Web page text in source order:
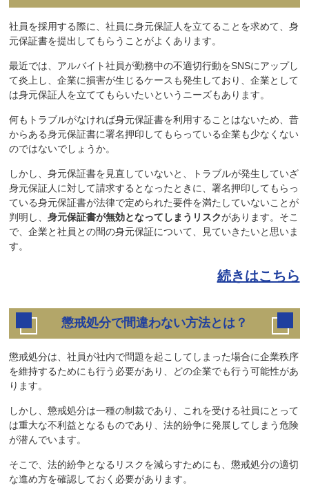
社員を採用する際に、社員に身元保証人を立てることを求めて、身
元保証書を提出してもらうことがよくあります。
最近では、アルバイト社員が勤務中の不適切行動をSNSにアップし
て炎上し、企業に損害が生じるケースも発生しており、企業として
は身元保証人を立ててもらいたいというニーズもあります。
何もトラブルがなければ身元保証書を利用することはないため、昔
からある身元保証書に署名押印してもらっている企業も少なくない
のではないでしょうか。
しかし、身元保証書を見直していないと、トラブルが発生していざ
身元保証人に対して請求するとなったときに、署名押印してもらっ
ている身元保証書が法律で定められた要件を満たしていないことが
判明し、身元保証書が無効となってしまうリスクがあります。そこ
で、企業と社員との間の身元保証について、見ていきたいと思いま
す。
続きはこちら
懲戒処分で間違わない方法とは？
懲戒処分は、社員が社内で問題を起こしてしまった場合に企業秩序
を維持するためにも行う必要があり、どの企業でも行う可能性があ
ります。
しかし、懲戒処分は一種の制裁であり、これを受ける社員にとって
は重大な不利益となるものであり、法的紛争に発展してしまう危険
が潜んでいます。
そこで、法的紛争となるリスクを減らすためにも、懲戒処分の適切
な進め方を確認しておく必要があります。